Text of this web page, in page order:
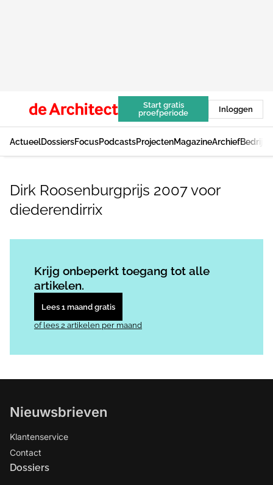
Start gratis
proefperiode
Inloggen
ActueelDossiersFocusPodcastsProjectenMagazineArchief
Dirk Roosenburgprijs 2007 voor
diederendirrix
Krijg onbeperkt toegang tot alle
artikelen.
Lees 1 maand gratis
of lees 2 artikelen per maand
Nieuwsbrieven
Klantenservice
Contact
Dossiers